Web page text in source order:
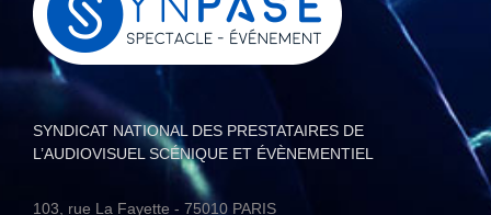
SYNDICAT NATIONAL DES PRESTATAIRES DE
L’AUDIOVISUEL SCÉNIQUE ET ÉVÈNEMENTIEL
103, rue La Fayette - 75010 PARIS